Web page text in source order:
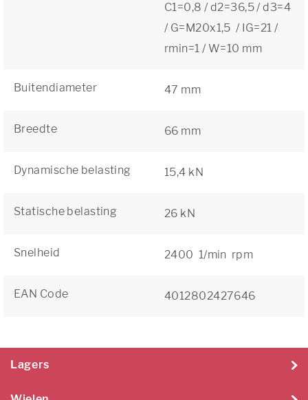
C1=0,8 / d2=36,5 / d3=4
/ G=M20x1,5 / IG=21 /
rmin=1 / W=10 mm
Buitendiameter 47 mm
Breedte 66 mm
Dynamische belasting 15,4 kN
Statische belasting 26 kN
Snelheid 2400 1/min rpm
EAN Code 4012802427646
Lagers